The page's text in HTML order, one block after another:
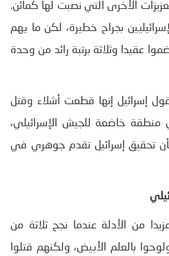
الأخرى التي نصبت لها كمائن.
بجراح خطيرة، لكن ما يهم
عقيدا وثلاثة برتبة رائد من وحدة
إسرائيل إنها قطعت أشلاء وقتل
منطقة خاضعة للجيش الإسرائيلي،
تحقيق إسرائيل تقدم جوهري في
مزيدا من الأدلة عندما نجح ثلاثة من
بالعلم الأبيض، ولكنهم قتلوا